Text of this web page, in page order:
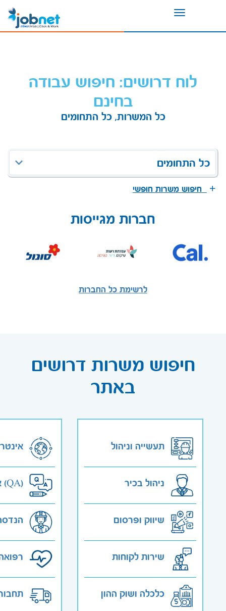
Toggle
לוח דרושים: חיפוש עבודה
בחינם
כל המשרות, כל התחומים
כל התחומים
חיפוש משרות חופשי
חברות מגייסות
לרשימת כל החברות
חיפוש משרות דרושים
באתר
תעשייה וניהול
ניהול בכיר
שיווק ופרסום
שירות לקוחות
כלכלה ושוק ההון
אבטחת איכות (QA)